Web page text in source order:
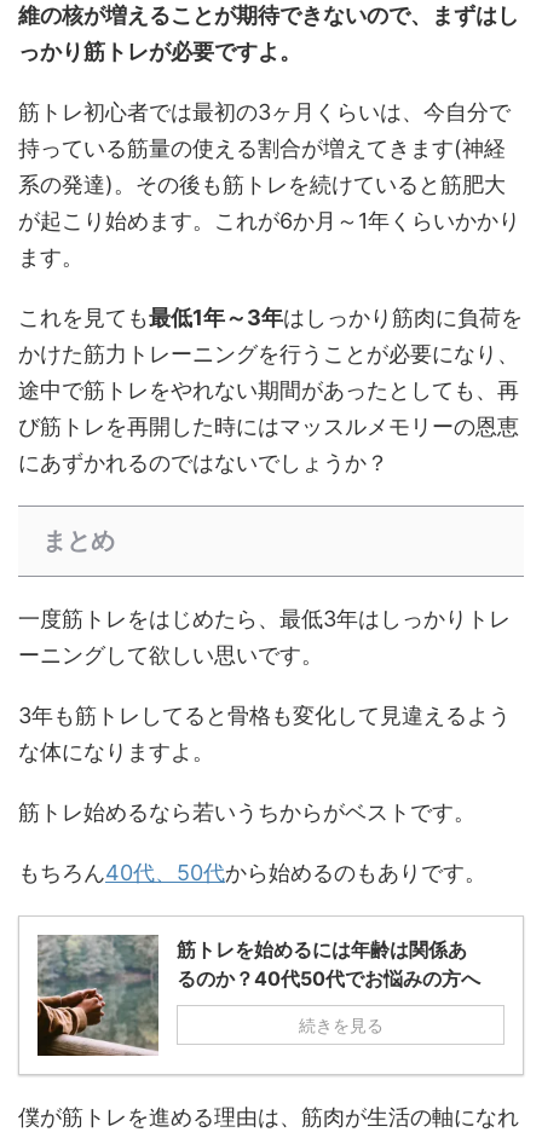
維の核が増えることが期待できないので、まずはし
っかり筋トレが必要ですよ。
筋トレ初心者では最初の3ヶ月くらいは、今自分で
持っている筋量の使える割合が増えてきます(神経
系の発達)。その後も筋トレを続けていると筋肥大
が起こり始めます。これが6か月～1年くらいかかり
ます。
これを見ても最低1年～3年はしっかり筋肉に負荷を
かけた筋力トレーニングを行うことが必要になり、
途中で筋トレをやれない期間があったとしても、再
び筋トレを再開した時にはマッスルメモリーの恩恵
にあずかれるのではないでしょうか？
まとめ
一度筋トレをはじめたら、最低3年はしっかりトレ
ーニングして欲しい思いです。
3年も筋トレしてると骨格も変化して見違えるよう
な体になりますよ。
筋トレ始めるなら若いうちからがベストです。
もちろん40代、50代から始めるのもありです。
筋トレを始めるには年齢は関係あ
るのか？40代50代でお悩みの方へ
続きを見る
僕が筋トレを進める理由は、筋肉が生活の軸になれ